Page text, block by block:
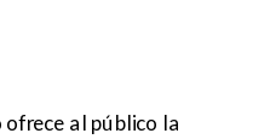
al público la